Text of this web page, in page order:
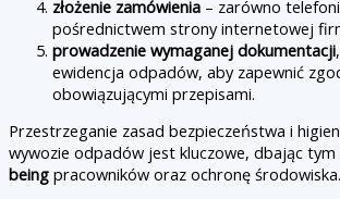
złożenie zamówienia – zarówno
pośrednictwem strony internetowej
prowadzenie wymaganej dokumentacji
ewidencja odpadów, aby zapewnić
obowiązującymi przepisami.
Przestrzeganie zasad bezpieczeństwa i
wywozie odpadów jest kluczowe, dbając tym
being pracowników oraz ochronę środowiska.